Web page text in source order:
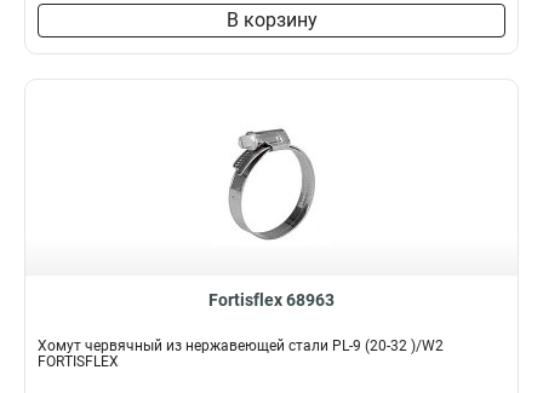
В корзину
Fortisflex 68963
Хомут червячный из нержавеющей стали PL-9 (20-32 )/W2
FORTISFLEX